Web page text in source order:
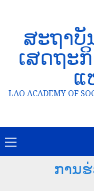
ສະຖາບັ
ເສດຖະ
ແ
LAO ACADEMY OF
ການ